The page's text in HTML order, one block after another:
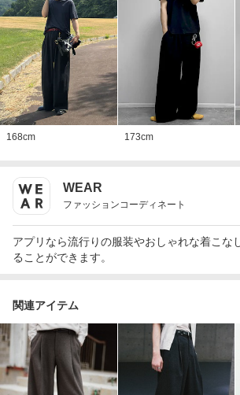
168cm 173cm
WEAR
ファッションコーディネート
アプリなら流行りの服装やおしゃれな着こな
ることができます。
関連アイテム